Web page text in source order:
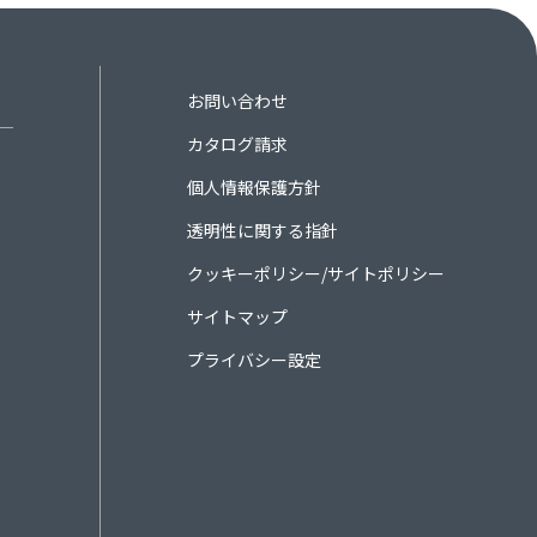
お問い合わせ
カタログ請求
個人情報保護方針
透明性に関する指針
クッキーポリシー/サイトポリシー
サイトマップ
プライバシー設定